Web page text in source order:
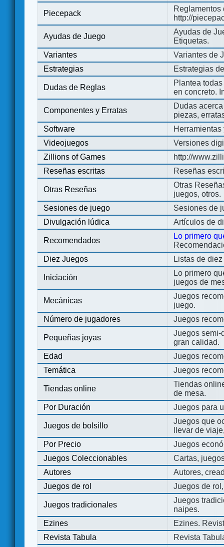
Piecepack
Reglamentos
http://
Ayudas de Juego
Ayudas de
Etiquetas.
Variantes
Variantes de
Estrategias
Estrategias
Dudas de Reglas
Plantea
en concreto.
Componentes y Erratas
Dudas
piezas,
Software
Videojuegos
Versiones
Zillions of Games
http://
Reseñas escritas
Reseñas
Otras Reseñas
Otras
juegos, otros.
Sesiones de juego
Sesiones de
Divulgación lúdica
Artículos de
Recomendados
Lo primero
Diez Juegos
Listas de
Iniciación
Lo primero
juegos de
Mecánicas
Juegos
juego.
Número de jugadores
Juegos
Pequeñas joyas
Juegos semi-
gran calidad.
Edad
Juegos
Temática
Juegos
Tiendas online
Tiendas
de mesa.
Por Duración
Juegos para
Juegos de bolsillo
Juegos que
llevar de
Por Precio
Juegos
Juegos Coleccionables
Cartas,
Autores
Autores,
Juegos de rol
Juegos de
Juegos tradicionales
Juegos
naipes.
Ezines
Ezines.
Revista Tabula
Revista